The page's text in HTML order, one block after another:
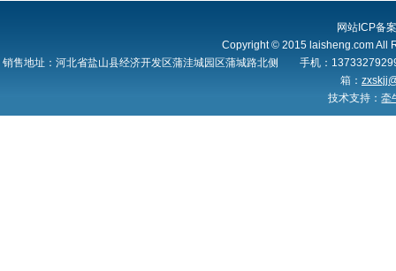
网站ICP备
Copyright © 2015 laisheng.com All
销售地址：河北省盐山县经济开发区蒲洼城园区蒲城路北侧 手机：
箱：
技术支持：牵